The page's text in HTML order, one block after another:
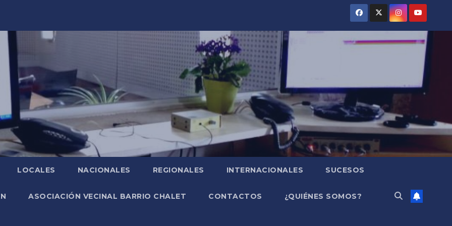
LOCALES NACIONALES REGIONALES INTERNACIONALES SUCESOS
ASOCIACIÓN VECINAL BARRIO CHALET CONTACTOS ¿QUIÉNES SOMOS?